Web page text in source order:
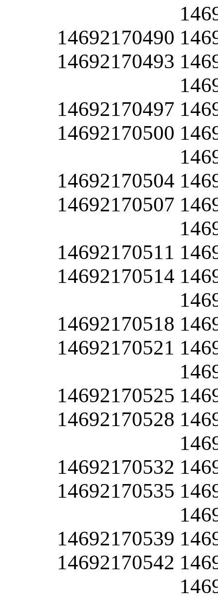
14692170490
14692170493
14692170497
14692170500
14692170504
14692170507
14692170511
14692170514
14692170518
14692170521
14692170525
14692170528
14692170532
14692170535
14692170539
14692170542